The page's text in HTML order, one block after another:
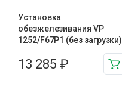
Установка
обезжелезивания VP
1252/F67P1 (без загрузки)
13 285 ₽